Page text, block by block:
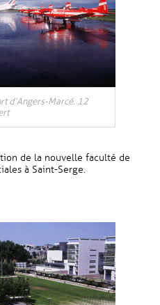
d’Angers-Marcé. 12
de la nouvelle faculté de
à Saint-Serge.